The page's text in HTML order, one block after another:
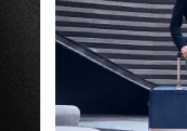
確保無論任何